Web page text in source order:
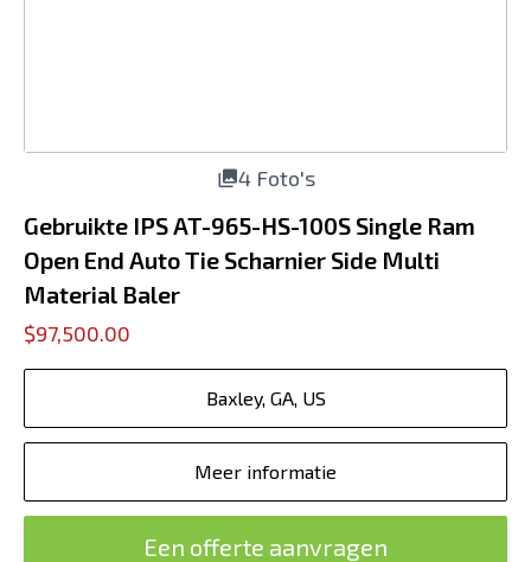
4 Foto's
Gebruikte IPS AT-965-HS-100S Single Ram
Open End Auto Tie Scharnier Side Multi
Material Baler
$97,500.00
Baxley, GA, US
Meer informatie
Een offerte aanvragen